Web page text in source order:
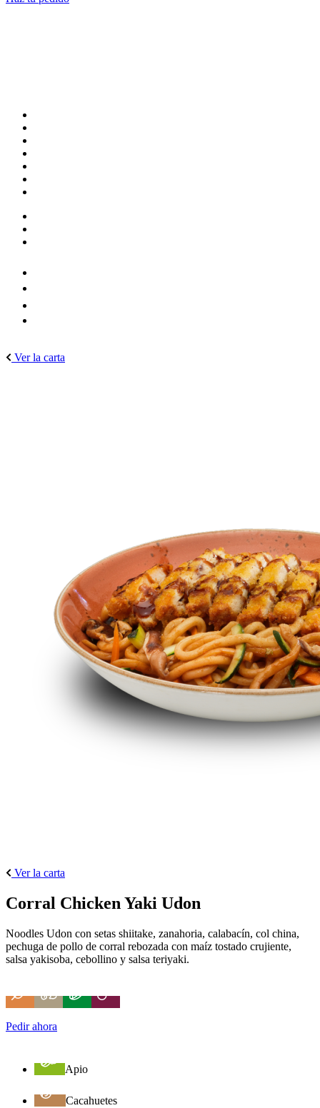
Ver la carta
Ver la carta
Corral Chicken Yaki Udon
Noodles Udon con setas shiitake, zanahoria, calabacín, col china,
pechuga de pollo de corral rebozada con maíz tostado crujiente,
salsa yakisoba, cebollino y salsa teriyaki.
Pedir ahora
Apio
Cacahuetes